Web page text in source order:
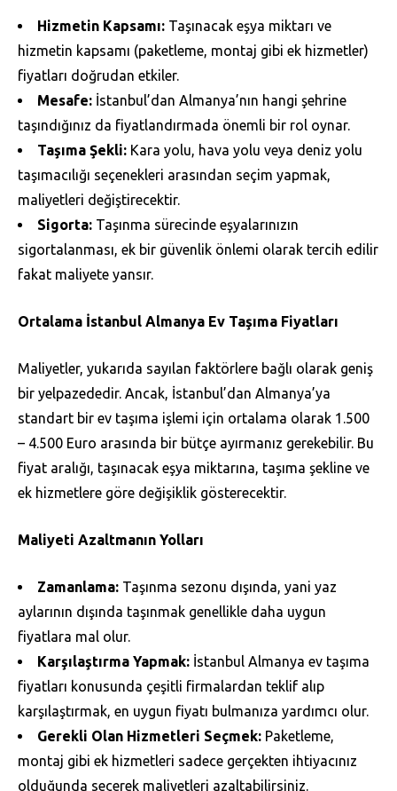
Hizmetin Kapsamı: Taşınacak eşya miktarı ve
hizmetin kapsamı (paketleme, montaj gibi ek hizmetler)
fiyatları doğrudan etkiler.
Mesafe: İstanbul’dan Almanya’nın hangi şehrine
taşındığınız da fiyatlandırmada önemli bir rol oynar.
Taşıma Şekli: Kara yolu, hava yolu veya deniz yolu
taşımacılığı seçenekleri arasından seçim yapmak,
maliyetleri değiştirecektir.
Sigorta: Taşınma sürecinde eşyalarınızın
sigortalanması, ek bir güvenlik önlemi olarak tercih edilir
fakat maliyete yansır.
Ortalama İstanbul Almanya Ev Taşıma Fiyatları
Maliyetler, yukarıda sayılan faktörlere bağlı olarak geniş
bir yelpazededir. Ancak, İstanbul’dan Almanya’ya
standart bir ev taşıma işlemi için ortalama olarak 1.500
– 4.500 Euro arasında bir bütçe ayırmanız gerekebilir. Bu
fiyat aralığı, taşınacak eşya miktarına, taşıma şekline ve
ek hizmetlere göre değişiklik gösterecektir.
Maliyeti Azaltmanın Yolları
Zamanlama: Taşınma sezonu dışında, yani yaz
aylarının dışında taşınmak genellikle daha uygun
fiyatlara mal olur.
Karşılaştırma Yapmak: İstanbul Almanya ev taşıma
fiyatları konusunda çeşitli firmalardan teklif alıp
karşılaştırmak, en uygun fiyatı bulmanıza yardımcı olur.
Gerekli Olan Hizmetleri Seçmek: Paketleme,
montaj gibi ek hizmetleri sadece gerçekten ihtiyacınız
olduğunda seçerek maliyetleri azaltabilirsiniz.